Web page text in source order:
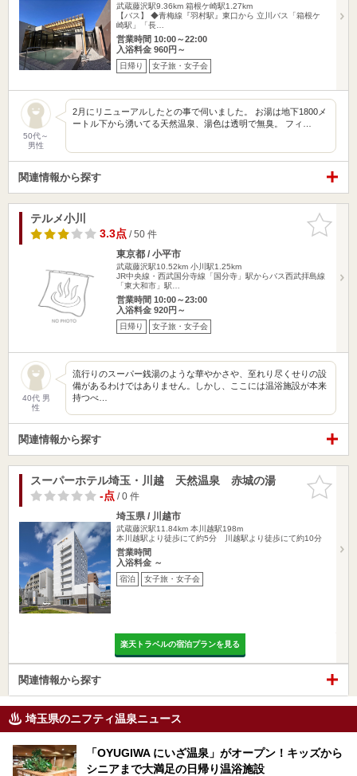
武蔵藤沢駅9.36km 箱根ケ崎駅1.27km
【バス】 ◆青梅線『羽村駅』東口から 立川バス「箱根ケ
崎駅」「長…
営業時間 10:00～22:00
入浴料金 960円～
日帰り 女子旅・女子会
50代～
男性
2月にリニューアルしたとの事で伺いました。 お湯は地下1800メ
ートル下から湧いてる天然温泉、湯色は透明で無臭。 フィ…
関連情報から探す
お気に入
りに追加
テルメ小川
3.3点/ 50 件
東京都 / 小平市
武蔵藤沢駅10.52km 小川駅1.25km
JR中央線・西武国分寺線「国分寺」駅からバス西武拝島線
「東大和市」駅…
営業時間 10:00～23:00
入浴料金 920円～
日帰り 女子旅・女子会
40代 男
性
流行りのスーパー銭湯のような華やかさや、至れり尽くせりの設
備があるわけではありません。しかし、ここには温浴施設が本来
持つべ…
関連情報から探す
お気に入
りに追加
スーパーホテル埼玉・川越 天然温泉 赤城の湯
-点/ 0 件
埼玉県 / 川越市
武蔵藤沢駅11.84km 本川越駅198m
本川越駅より徒歩にて約5分 川越駅より徒歩にて約10分
営業時間
入浴料金 ～
宿泊 女子旅・女子会
楽天トラベルの宿泊プランを見る
関連情報から探す
埼玉県のニフティ温泉ニュース
「OYUGIWA にいざ温泉」がオープン！キッズから
シニアまで大満足の日帰り温浴施設